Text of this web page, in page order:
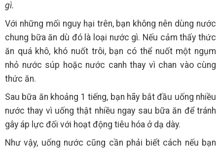
gì.
Với những mối nguy hại trên, bạn không nên dùng nước
chung bữa ăn dù đó là loại nước gì. Nếu cảm thấy thức
ăn quá khô, khó nuốt trôi, bạn có thể nuốt một ngụm
nhỏ nước súp hoặc nước canh thay vì chan vào cùng
thức ăn.
Sau bữa ăn khoảng 1 tiếng, bạn hãy bắt đầu uống nhiều
nước thay vì uống thật nhiều ngay sau bữa ăn để tránh
gây áp lực đối với hoạt động tiêu hóa ở dạ dày.
Như vậy, uống nước cũng cần phải biết cách nếu bạn